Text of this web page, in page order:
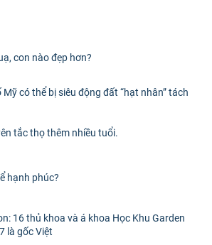
con nào đẹp hơn?
có thể bị siêu động đất “hạt nhân” tách
tắc thọ thêm nhiều tuổi.
hạnh phúc?
16 thủ khoa và á khoa Học Khu Garden
là gốc Việt